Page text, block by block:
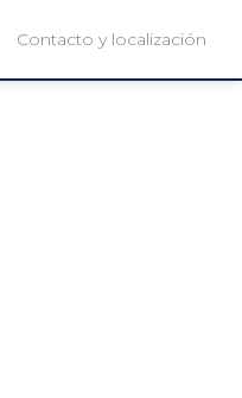
Contacto y localización